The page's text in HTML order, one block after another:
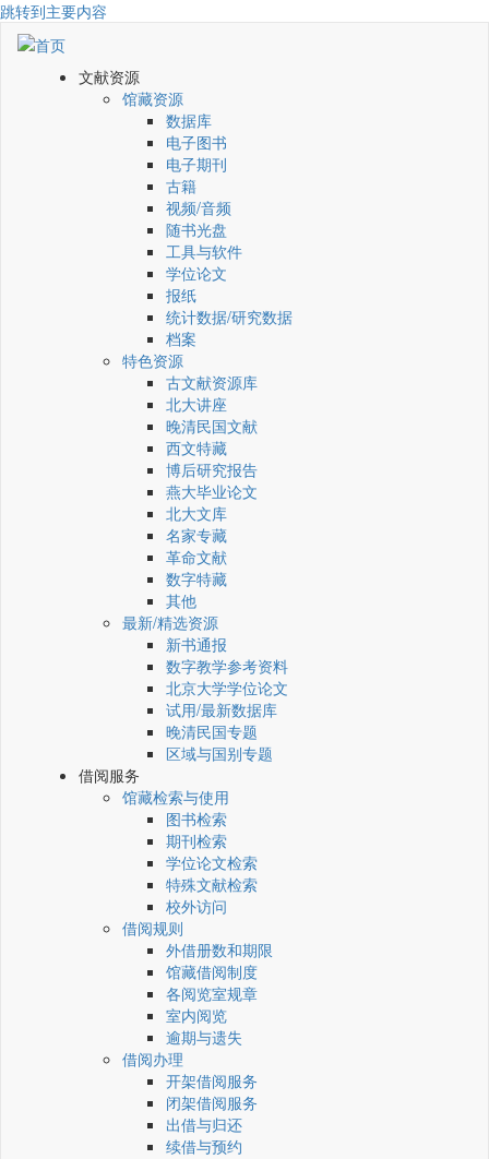
跳转到主要内容
文献资源
馆藏资源
数据库
电子图书
电子期刊
古籍
视频/音频
随书光盘
工具与软件
学位论文
报纸
统计数据/研究数据
档案
特色资源
古文献资源库
北大讲座
晚清民国文献
西文特藏
博后研究报告
燕大毕业论文
北大文库
名家专藏
革命文献
数字特藏
其他
最新/精选资源
新书通报
数字教学参考资料
北京大学学位论文
试用/最新数据库
晚清民国专题
区域与国别专题
借阅服务
馆藏检索与使用
图书检索
期刊检索
学位论文检索
特殊文献检索
校外访问
借阅规则
外借册数和期限
馆藏借阅制度
各阅览室规章
室内阅览
逾期与遗失
借阅办理
开架借阅服务
闭架借阅服务
出借与归还
续借与预约